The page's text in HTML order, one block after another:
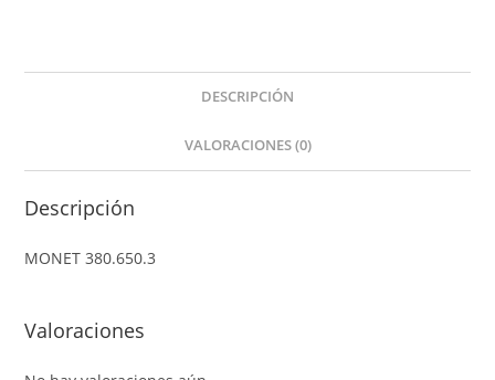
DESCRIPCIÓN
VALORACIONES (0)
Descripción
MONET 380.650.3
Valoraciones